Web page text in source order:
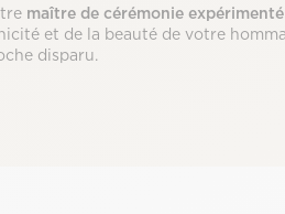
maître de cérémonie expérimenté
et de la beauté de votre
disparu.